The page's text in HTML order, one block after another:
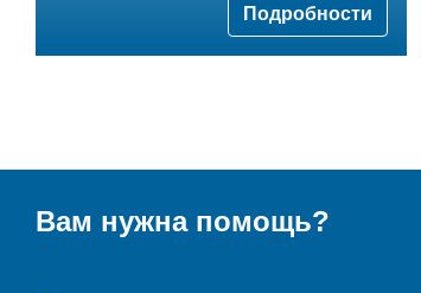
Подробности
Вам нужна помощь?